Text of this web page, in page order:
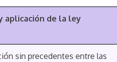
aplicación de la ley
sin precedentes entre las